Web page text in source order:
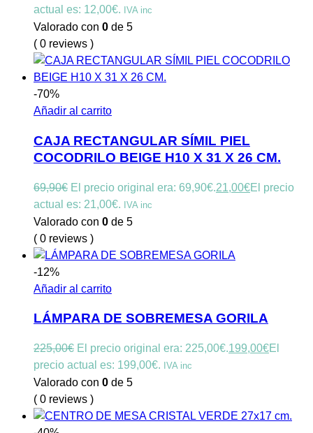
actual es: 12,00€. IVA inc
Valorado con 0 de 5
( 0 reviews )
-70%
Añadir al carrito
CAJA RECTANGULAR SÍMIL PIEL
COCODRILO BEIGE H10 X 31 X 26 CM.
69,90€ El precio original era: 69,90€.21,00€El precio
actual es: 21,00€. IVA inc
Valorado con 0 de 5
( 0 reviews )
-12%
Añadir al carrito
LÁMPARA DE SOBREMESA GORILA
225,00€ El precio original era: 225,00€.199,00€El
precio actual es: 199,00€. IVA inc
Valorado con 0 de 5
( 0 reviews )